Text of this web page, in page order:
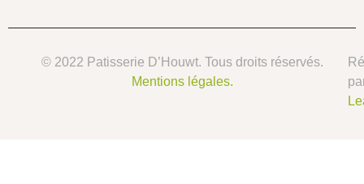
© 2022 Patisserie D’Houwt. Tous droits réservés.
Mentions légales.